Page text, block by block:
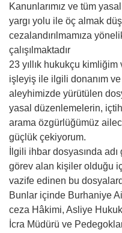
Kanunlarımız ve tüm
yargı yolu ile öç almak
cezalandırılmamıza
çalışılmaktadır
23 yıllık hukukçu kimliğim
işleyiş ile ilgili donanım
aleyhimizde yürütülen
yasal düzenlemelerin,
arama özgürlüğümüz
güçlük çekiyorum.
İlgili ihbar dosyasında
görev alan kişiler olduğu
vazife edinen bu
Bunlar içinde Burhaniye
ceza Hâkimi, Asliye
İcra Müdürü ve